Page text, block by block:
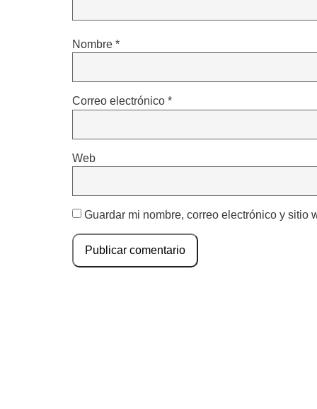
Nombre *
Correo electrónico *
Web
Guardar mi nombre, correo electrónico y sitio